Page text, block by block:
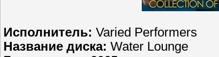
Исполнитель: Varied Performers
Название диска: Water Lounge